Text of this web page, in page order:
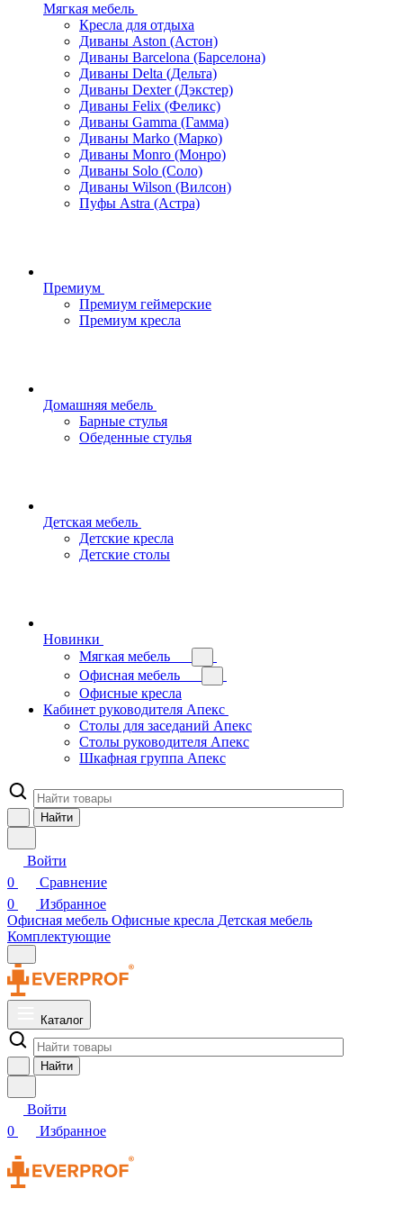
Мягкая мебель
Кресла для отдыха
Диваны Aston (Астон)
Диваны Barcelona (Барселона)
Диваны Delta (Дельта)
Диваны Dexter (Дэкстер)
Диваны Felix (Феликс)
Диваны Gamma (Гамма)
Диваны Marko (Марко)
Диваны Monro (Монро)
Диваны Solo (Соло)
Диваны Wilson (Вилсон)
Пуфы Astra (Астра)
Премиум
Премиум геймерские
Премиум кресла
Домашняя мебель
Барные стулья
Обеденные стулья
Детская мебель
Детские кресла
Детские столы
Новинки
Мягкая мебель
Офисная мебель
Офисные кресла
Кабинет руководителя Апекс
Столы для заседаний Апекс
Столы руководителя Апекс
Шкафная группа Апекс
Найти
Войти
0
Сравнение
0
Избранное
Офисная мебель Офисные кресла Детская мебель
Комплектующие
Каталог
Найти
Войти
0
Избранное